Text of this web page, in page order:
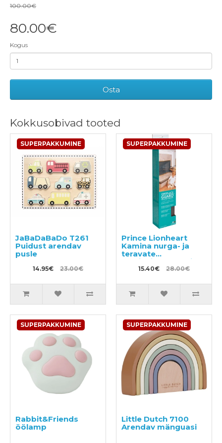
100.00€
80.00€
Kogus
Osta
Kokkusobivad tooted
SUPERPAKKUMINE
JaBaDaBaDo T261
Puidust arendav
pusle
14.95€ 23.00€
SUPERPAKKUMINE
Prince Lionheart
Kamina nurga- ja
teravate
pealispindade kaitse
15.40€ 28.00€
SUPERPAKKUMINE
Rabbit&Friends
öölamp
SUPERPAKKUMINE
Little Dutch 7100
Arendav mänguasi